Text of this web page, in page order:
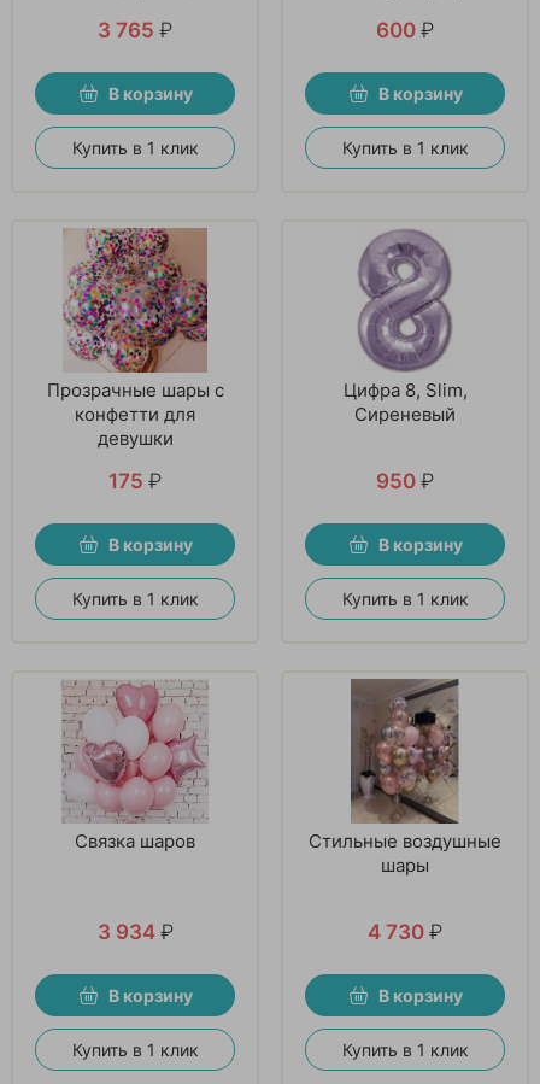
3 765 ₽
В корзину
Купить в 1 клик
600 ₽
В корзину
Купить в 1 клик
Прозрачные шары с
конфетти для
девушки
175 ₽
В корзину
Купить в 1 клик
Цифра 8, Slim,
Сиреневый
950 ₽
В корзину
Купить в 1 клик
Связка шаров
3 934 ₽
В корзину
Купить в 1 клик
Стильные воздушные
шары
4 730 ₽
В корзину
Купить в 1 клик